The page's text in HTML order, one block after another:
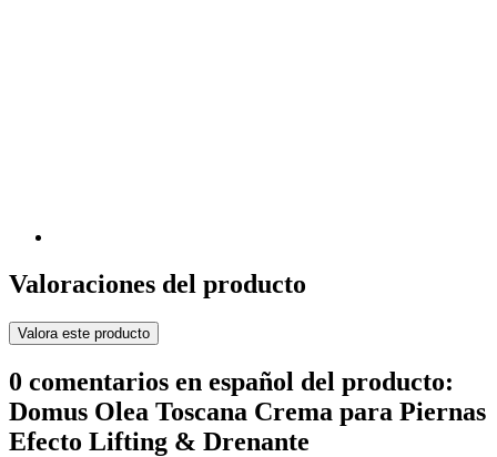
Valoraciones del producto
Valora este producto
0 comentarios en español del producto:
Domus Olea Toscana Crema para Piernas
Efecto Lifting & Drenante